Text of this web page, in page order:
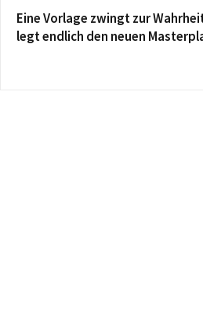
Eine Vorlage zwingt zur
legt endlich den neuen